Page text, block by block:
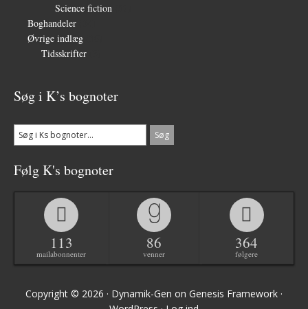
Science fiction
Boghandeler
Øvrige indlæg
Tidsskrifter
Søg i K’s bognoter
Følg K's bognoter
113
mailabonnenter
86
venner
364
følgere
Copyright © 2026 · Dynamik-Gen on Genesis Framework ·